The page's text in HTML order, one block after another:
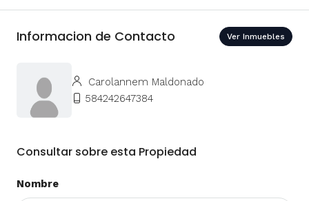
Informacion de Contacto Ver Inmuebles
Carolannem Maldonado
584242647384
Consultar sobre esta Propiedad
Nombre